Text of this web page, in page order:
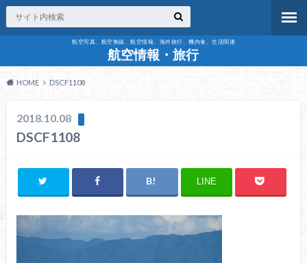
航空写真、航空無線、航空情報、海外旅行、機内食、生活関連
航空情報・旅行
HOME DSCF1108
2018.10.08
DSCF1108
LINE